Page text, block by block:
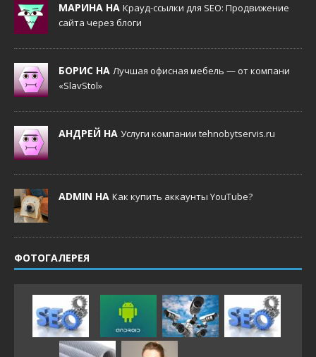
МАРИНА НА Крауд-ссылки для SEO: Продвижение
сайта через блоги
БОРИС НА Лучшая офисная мебель — от компани
«SlavStol»
АНДРЕЙ НА Услуги компании tehnobytservis.ru
ADMIN НА Как купить аккаунты YouTube?
ФОТОГАЛЕРЕЯ